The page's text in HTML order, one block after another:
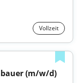
Vollzeit
(m/w/d)